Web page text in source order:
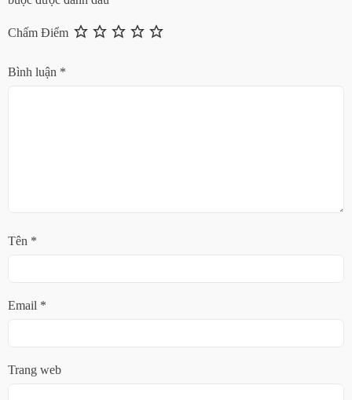
Chấm Điểm
Bình luận *
Tên *
Email *
Trang web